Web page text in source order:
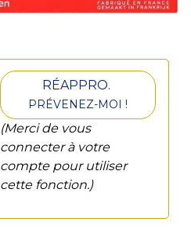
RÉAPPRO.
PRÉVENEZ-MOI !
(Merci de vous
connecter à votre
compte pour utiliser
cette fonction.)